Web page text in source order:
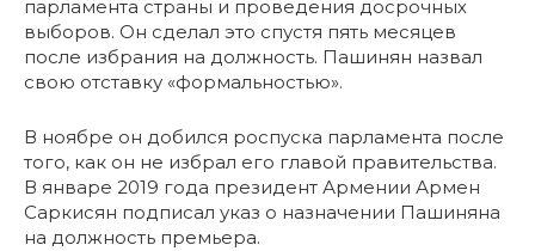
парламента страны и проведения досрочных
выборов. Он сделал это спустя пять месяцев
после избрания на должность. Пашинян назвал
свою отставку «формальностью».
В ноябре он добился роспуска парламента после
того, как он не избрал его главой правительства.
В январе 2019 года президент Армении Армен
Саркисян подписал указ о назначении Пашиняна
на должность премьера.